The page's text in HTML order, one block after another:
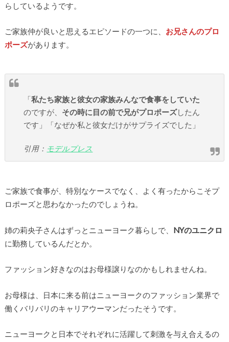
らしているようです。
ご家族仲が良いと思えるエピソードの一つに、 お兄さんのプロ
ポーズがあります。
「私たち家族と彼女の家族みんなで食事をしていた
のですが、 その時に目の前で兄がプロポーズしたん
です」「なぜか私と彼女だけがサプライズでした」
引用： モデルプレス
ご家族で食事が、特別なケースでなく、よく有ったからこそプ
ロポーズと思わなかったのでしょうね。
姉の莉央子さんはずっとニューヨーク暮らしで、 NYのユニクロ
に勤務しているんだとか。
ファッション好きなのはお母様譲りなのかもしれませんね。
お母様は、日本に来る前はニューヨークのファッション業界で
働くバリバリのキャリアウーマンだったそうです。
ニューヨークと日本でそれぞれに活躍して刺激を与え合えるの